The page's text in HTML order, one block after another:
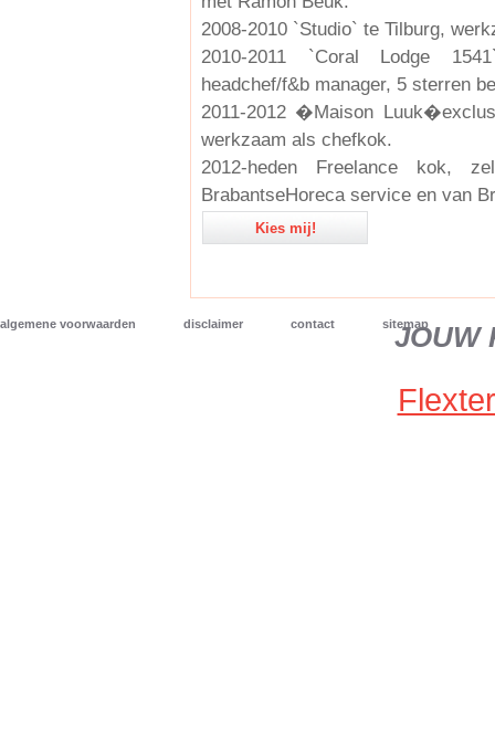
2008-2010 `Studio` te Tilburg,
2010-2011 `Coral Lodge
headchef/f&b manager, 5 sterren
2011-2012 �Maison
werkzaam als chefkok.
2012-heden Freelance kok,
BrabantseHoreca service en van
Kies mij!
algemene voorwaarden disclaimer contact sitemap
JOUW